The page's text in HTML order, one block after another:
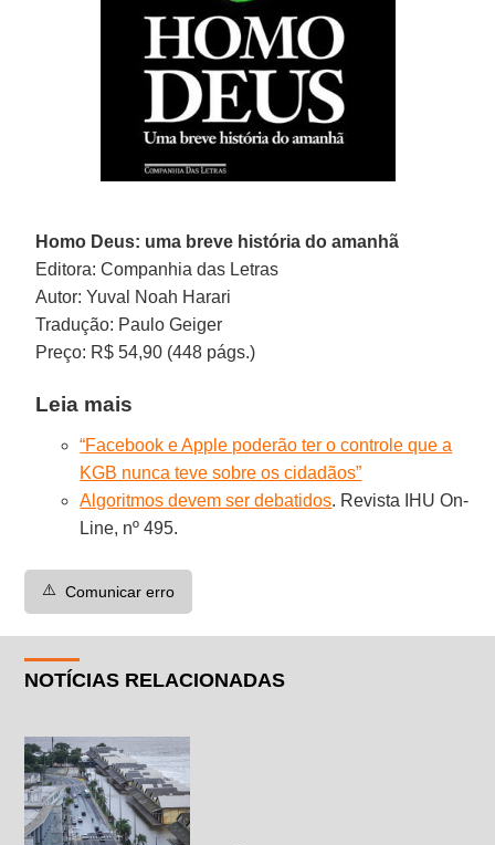
Homo Deus: uma breve história do amanhã
Editora: Companhia das Letras
Autor: Yuval Noah Harari
Tradução: Paulo Geiger
Preço: R$ 54,90 (448 págs.)
Leia mais
“Facebook e Apple poderão ter o controle que a
KGB nunca teve sobre os cidadãos”
Algoritmos devem ser debatidos. Revista IHU On-
Line, nº 495.
⚠️ Comunicar erro
NOTÍCIAS RELACIONADAS